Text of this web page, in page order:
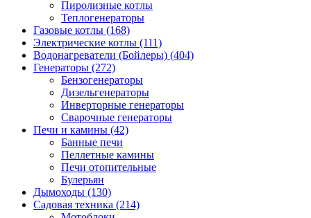
Пиролизные котлы
Теплогенераторы
Газовые котлы (168)
Электрические котлы (111)
Водонагреватели (Бойлеры) (404)
Генераторы (272)
Бензогенераторы
Дизельгенераторы
Инверторные генераторы
Сварочные генераторы
Печи и камины (42)
Банные печи
Пеллетные камины
Печи отопительные
Булерьян
Дымоходы (130)
Садовая техника (214)